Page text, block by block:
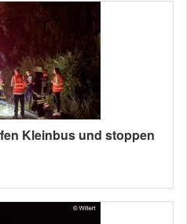
Kleinbus und stoppen